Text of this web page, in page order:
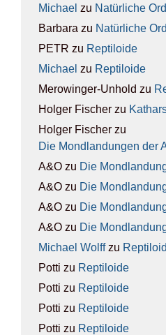
Michael zu Natür­li­che
Barbara zu Natür­li­che
PETR zu Rep­ti­lo­ide
Michael zu Rep­ti­lo­ide
Merowinger-Unhold zu
Holger Fischer zu
Holger Fischer zu
Die Mond­lan­dun­gen der
A&O zu Die
A&O zu Die
A&O zu Die
A&O zu Die
Michael Wolffzu
Potti zu Rep­ti­lo­ide
Potti zu Rep­ti­lo­ide
Potti zu Rep­ti­lo­ide
Potti zu Rep­ti­lo­ide